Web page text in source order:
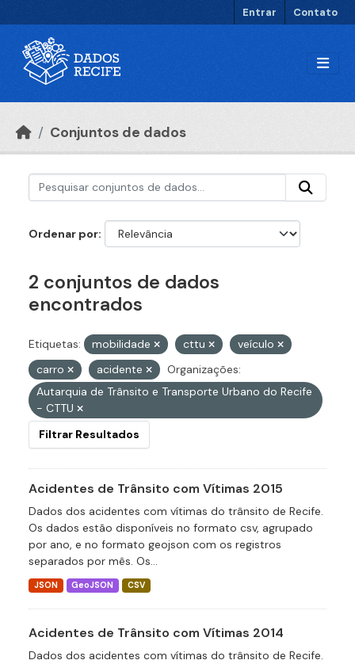
Entrar Contato
Conjuntos de dados
Ordenar por
2 conjuntos de dados
encontrados
Etiquetas: mobilidade cttu
veículo
carro
acidente
Organizações:
Autarquia de Trânsito e Transporte Urbano do Recife
- CTTU
Filtrar Resultados
Acidentes de Trânsito com Vítimas 2015
Dados dos acidentes com vítimas do trânsito de Recife.
Os dados estão disponíveis no formato csv, agrupado
por ano, e no formato geojson com os registros
separados por mês. Os...
JSON GeoJSON CSV
Acidentes de Trânsito com Vítimas 2014
Dados dos acidentes com vítimas do trânsito de Recife.